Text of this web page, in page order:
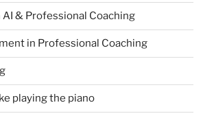
& Professional Coaching
in Professional Coaching
playing the piano